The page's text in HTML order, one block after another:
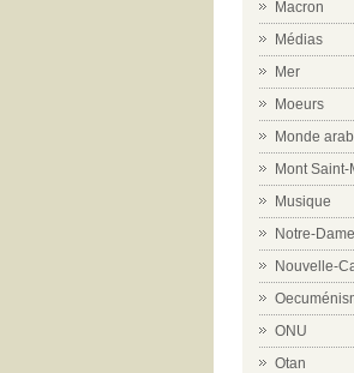
Macron
Médias
Mer
Moeurs
Monde
Mont Saint-
Musique
Notre-
Nouvelle-
ONU
Otan